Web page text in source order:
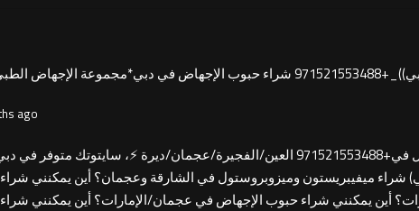
الإجهاض الطبي
ago
ميفيبريستون وميزوبروستول في الشارقة وعجمان؟ أين يمكنني
الإجهاض في الشارقة/الإمارات؟ أين يمكنني شراء حبوب الإجهاض في عجمان/الإمارات؟ أين